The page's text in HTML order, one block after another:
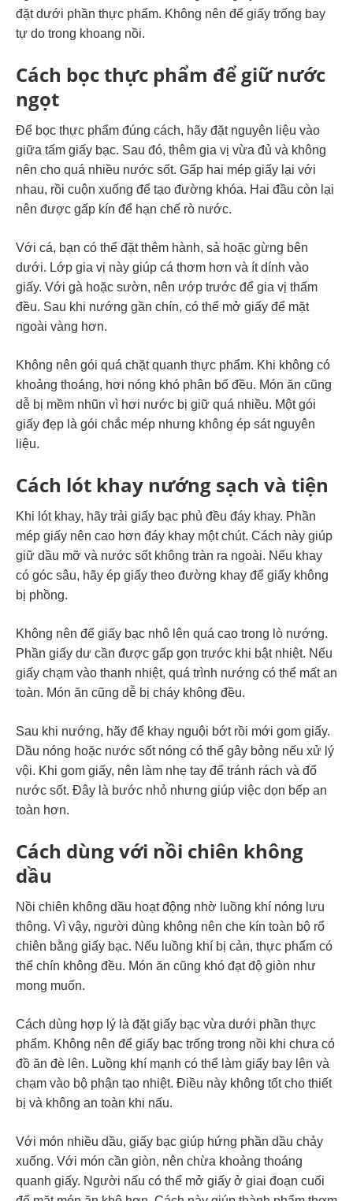
đặt dưới phần thực phẩm. Không nên để giấy trống bay
tự do trong khoang nồi.
Cách bọc thực phẩm để giữ nước
ngọt
Để bọc thực phẩm đúng cách, hãy đặt nguyên liệu vào
giữa tấm giấy bạc. Sau đó, thêm gia vị vừa đủ và không
nên cho quá nhiều nước sốt. Gấp hai mép giấy lại với
nhau, rồi cuộn xuống để tạo đường khóa. Hai đầu còn lại
nên được gấp kín để hạn chế rò nước.
Với cá, bạn có thể đặt thêm hành, sả hoặc gừng bên
dưới. Lớp gia vị này giúp cá thơm hơn và ít dính vào
giấy. Với gà hoặc sườn, nên ướp trước để gia vị thấm
đều. Sau khi nướng gần chín, có thể mở giấy để mặt
ngoài vàng hơn.
Không nên gói quá chặt quanh thực phẩm. Khi không có
khoảng thoáng, hơi nóng khó phân bố đều. Món ăn cũng
dễ bị mềm nhũn vì hơi nước bị giữ quá nhiều. Một gói
giấy đẹp là gói chắc mép nhưng không ép sát nguyên
liệu.
Cách lót khay nướng sạch và tiện
Khi lót khay, hãy trải giấy bạc phủ đều đáy khay. Phần
mép giấy nên cao hơn đáy khay một chút. Cách này giúp
giữ dầu mỡ và nước sốt không tràn ra ngoài. Nếu khay
có góc sâu, hãy ép giấy theo đường khay để giấy không
bị phồng.
Không nên để giấy bạc nhô lên quá cao trong lò nướng.
Phần giấy dư cần được gấp gọn trước khi bật nhiệt. Nếu
giấy chạm vào thanh nhiệt, quá trình nướng có thể mất an
toàn. Món ăn cũng dễ bị cháy không đều.
Sau khi nướng, hãy để khay nguội bớt rồi mới gom giấy.
Dầu nóng hoặc nước sốt nóng có thể gây bỏng nếu xử lý
vội. Khi gom giấy, nên làm nhẹ tay để tránh rách và đổ
nước sốt. Đây là bước nhỏ nhưng giúp việc dọn bếp an
toàn hơn.
Cách dùng với nồi chiên không
dầu
Nồi chiên không dầu hoạt động nhờ luồng khí nóng lưu
thông. Vì vậy, người dùng không nên che kín toàn bộ rổ
chiên bằng giấy bạc. Nếu luồng khí bị cản, thực phẩm có
thể chín không đều. Món ăn cũng khó đạt độ giòn như
mong muốn.
Cách dùng hợp lý là đặt giấy bạc vừa dưới phần thực
phẩm. Không nên để giấy bạc trống trong nồi khi chưa có
đồ ăn đè lên. Luồng khí mạnh có thể làm giấy bay lên và
chạm vào bộ phận tạo nhiệt. Điều này không tốt cho thiết
bị và không an toàn khi nấu.
Với món nhiều dầu, giấy bạc giúp hứng phần dầu chảy
xuống. Với món cần giòn, nên chừa khoảng thoáng
quanh giấy. Người nấu có thể mở giấy ở giai đoạn cuối